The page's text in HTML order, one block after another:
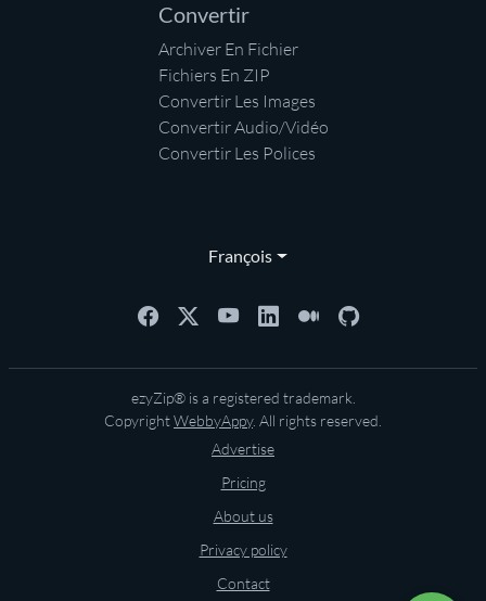
Convertir
Archiver En Fichier
Fichiers En ZIP
Convertir Les Images
Convertir Audio/Vidéo
Convertir Les Polices
François
ezyZip® is a registered trademark.
CopyrightWebbyAppy. All rights reserved.
Advertise
Pricing
About us
Privacy policy
Contact